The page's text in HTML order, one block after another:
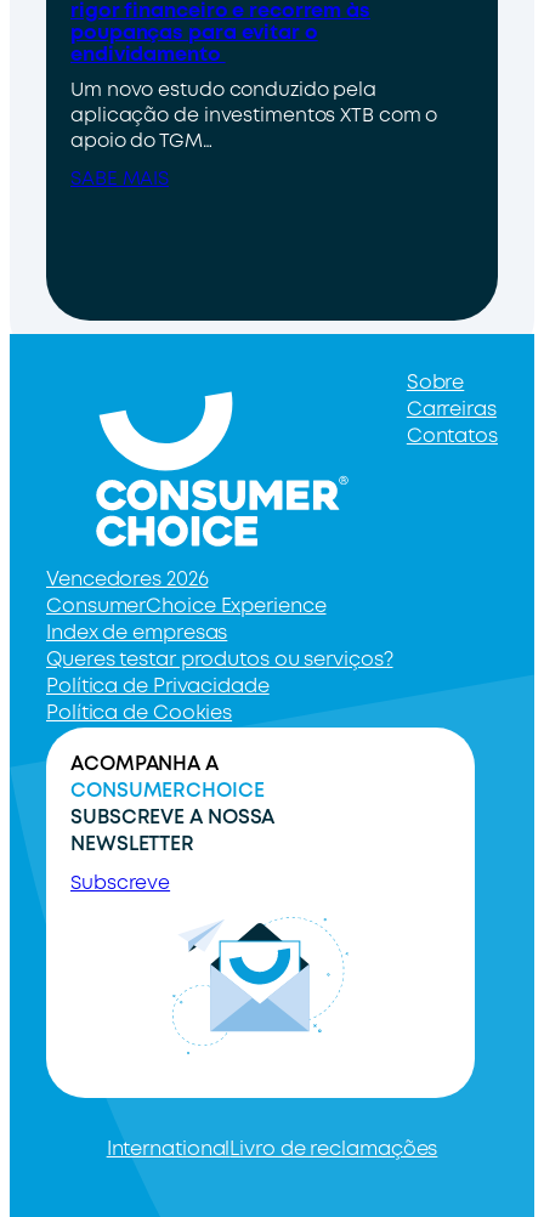
rigor financeiro e recorrem às
poupanças para evitar o
endividamento
Um novo estudo conduzido pela
aplicação de investimentos XTB com o
apoio do TGM…
SABE MAIS
Sobre
Carreiras
Contatos
Vencedores 2026
ConsumerChoice Experience
Index de empresas
Queres testar produtos ou serviços?
Política de Privacidade
Política de Cookies
ACOMPANHA A
CONSUMERCHOICE
SUBSCREVE A NOSSA
NEWSLETTER
Subscreve
International Livro de reclamações